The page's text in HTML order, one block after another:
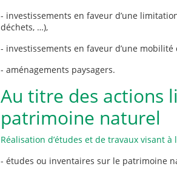
- investissements en faveur d’une
déchets, …),
- investissements en faveur d’une
- aménagements paysagers.
Au titre des actions
patrimoine naturel
Réalisation d’études et de travaux visant
- études ou inventaires sur le patrimoine